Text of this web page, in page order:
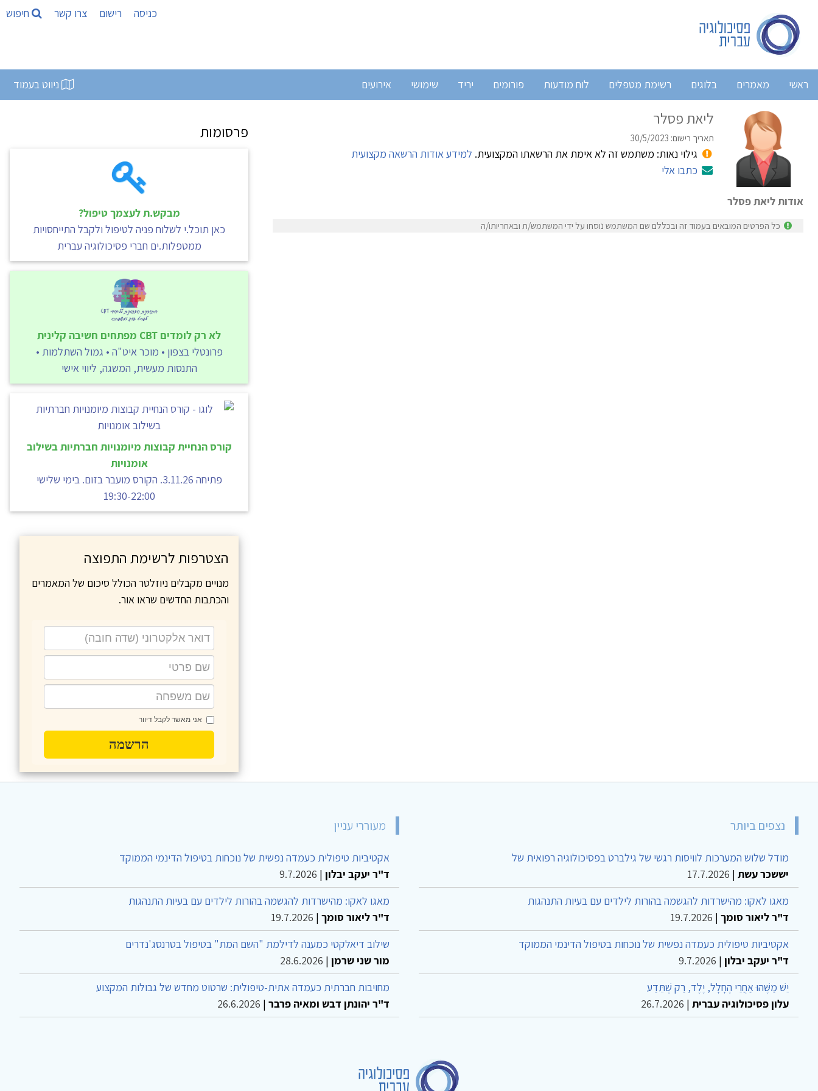
כניסה רישום צרו קשר חיפוש
ראשי מאמרים בלוגים רשימת מטפלים לוח מודעות פורומים יריד שימושי אירועים ניווט בעמוד
ליאת פסלר
תאריך רישום: 30/5/2023
גילוי נאות: משתמש זה לא אימת את הרשאתו המקצועית. למידע אודות הרשאה מקצועית
כתבו אלי
אודות ליאת פסלר
כל הפרטים המובאים בעמוד זה ובכללם שם המשתמש נוסחו על ידי המשתמש/ת ובאחריותו/ה
פרסומות
מבקש.ת לעצמך טיפול?
כאן תוכל.י לשלוח פניה לטיפול ולקבל התייחסויות
ממטפלות.ים חברי פסיכולוגיה עברית
לא רק לומדים CBT מפתחים חשיבה קלינית
פרונטלי בצפון • מוכר איט"ה • גמול השתלמות •
התנסות מעשית, המשגה, ליווי אישי
קורס הנחיית קבוצות מיומנויות חברתיות בשילוב
אומנויות
פתיחה 3.11.26. הקורס מועבר בזום. בימי שלישי
19:30-22:00
הצטרפות לרשימת התפוצה
מנויים מקבלים ניוזלטר הכולל סיכום של המאמרים
והכתבות החדשים שראו אור.
אני מאשר לקבל דיוור
הרשמה
נצפים ביותר
מודל שלוש המערכות לוויסות רגשי של גילברט בפסיכולוגיה רפואית של
יששכר עשת |
17.7.2026
מאגו לאקו: מהישרדות להגשמה בהורות לילדים עם בעיות התנהגות
ד"ר ליאור סומך |
19.7.2026
אקטיביות טיפולית כעמדה נפשית של נוכחות בטיפול הדינמי הממוקד
ד"ר יעקב יבלון |
9.7.2026
יֵשׁ מַשֶּׁהוּ אַחֲרֵי הֶחָלָל, יֶלֶד, רַק שֶׁתֵּדַע
עלון פסיכולוגיה עברית |
26.7.2026
מעוררי עניין
אקטיביות טיפולית כעמדה נפשית של נוכחות בטיפול הדינמי הממוקד
ד"ר יעקב יבלון |
9.7.2026
מאגו לאקו: מהישרדות להגשמה בהורות לילדים עם בעיות התנהגות
ד"ר ליאור סומך |
19.7.2026
שילוב דיאלקטי כמענה לדילמת "השם המת" בטיפול בטרנסג'נדרים
מור שני שרמן |
28.6.2026
מחויבות חברתית כעמדה אתית-טיפולית: שרטוט מחדש של גבולות המקצוע
ד"ר יהונתן דבש ומאיה פרבר |
26.6.2026